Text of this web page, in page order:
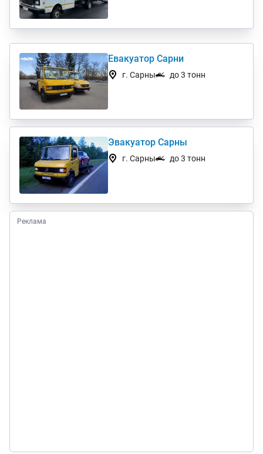
Евакуатор Сарни
г. Сарны до 3 тонн
Эвакуатор Сарны
г. Сарны до 3 тонн
Реклама